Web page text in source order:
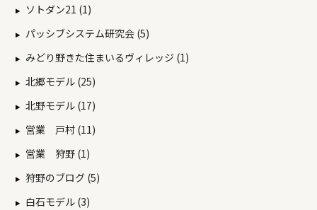
ソトダン21 (1)
パッシブシステム研究会 (5)
みどり野きた住まいるヴィレッジ (1)
北郷モデル (25)
北野モデル (17)
営業 戸村 (11)
営業 狩野 (1)
狩野のブログ (5)
白石モデル (3)